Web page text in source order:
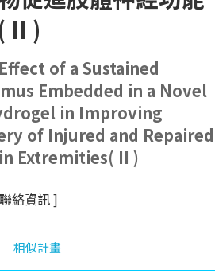
II )
of a Sustained
Embedded in a Novel
in Improving
of Injured and Repaired
Extremities( II )
絡資訊]
相似計畫